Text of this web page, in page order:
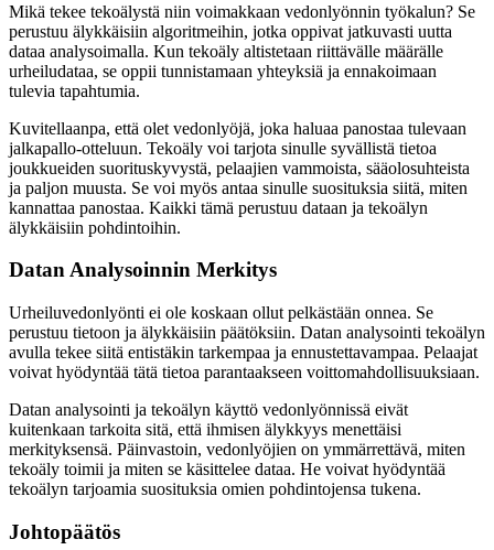
Mikä tekee tekoälystä niin voimakkaan vedonlyönnin työkalun? Se
perustuu älykkäisiin algoritmeihin, jotka oppivat jatkuvasti uutta
dataa analysoimalla. Kun tekoäly altistetaan riittävälle määrälle
urheiludataa, se oppii tunnistamaan yhteyksiä ja ennakoimaan
tulevia tapahtumia.
Kuvitellaanpa, että olet vedonlyöjä, joka haluaa panostaa tulevaan
jalkapallo-otteluun. Tekoäly voi tarjota sinulle syvällistä tietoa
joukkueiden suorituskyvystä, pelaajien vammoista, sääolosuhteista
ja paljon muusta. Se voi myös antaa sinulle suosituksia siitä, miten
kannattaa panostaa. Kaikki tämä perustuu dataan ja tekoälyn
älykkäisiin pohdintoihin.
Datan Analysoinnin Merkitys
Urheiluvedonlyönti ei ole koskaan ollut pelkästään onnea. Se
perustuu tietoon ja älykkäisiin päätöksiin. Datan analysointi tekoälyn
avulla tekee siitä entistäkin tarkempaa ja ennustettavampaa. Pelaajat
voivat hyödyntää tätä tietoa parantaakseen voittomahdollisuuksiaan.
Datan analysointi ja tekoälyn käyttö vedonlyönnissä eivät
kuitenkaan tarkoita sitä, että ihmisen älykkyys menettäisi
merkityksensä. Päinvastoin, vedonlyöjien on ymmärrettävä, miten
tekoäly toimii ja miten se käsittelee dataa. He voivat hyödyntää
tekoälyn tarjoamia suosituksia omien pohdintojensa tukena.
Johtopäätös